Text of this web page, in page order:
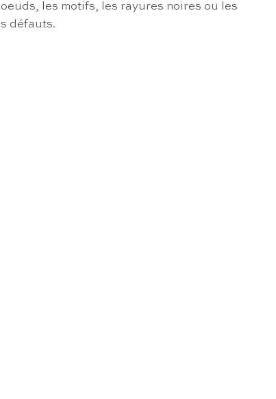
les motifs, les rayures noires ou les
défauts.